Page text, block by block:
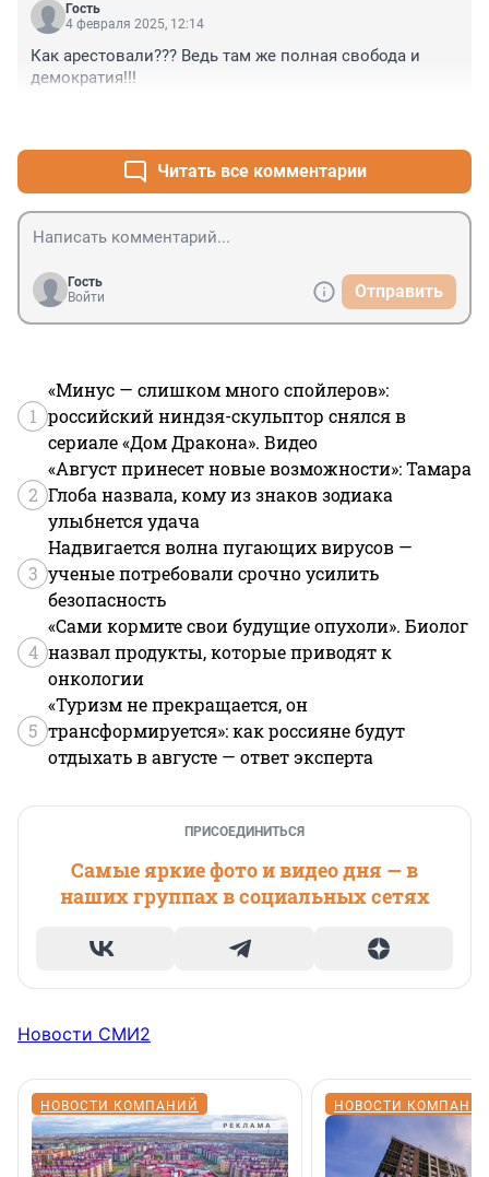
Гость
4 февраля 2025, 12:14
Как арестовали??? Ведь там же полная свобода и
демократия!!!
Читать все комментарии
Гость
Войти
Отправить
1
«Минус — слишком много спойлеров»:
российский ниндзя-скульптор снялся в
сериале «Дом Дракона». Видео
2
«Август принесет новые возможности»: Тамара
Глоба назвала, кому из знаков зодиака
улыбнется удача
3
Надвигается волна пугающих вирусов —
ученые потребовали срочно усилить
безопасность
4
«Сами кормите свои будущие опухоли». Биолог
назвал продукты, которые приводят к
онкологии
5
«Туризм не прекращается, он
трансформируется»: как россияне будут
отдыхать в августе — ответ эксперта
ПРИСОЕДИНИТЬСЯ
Самые яркие фото и видео дня — в
наших группах в социальных сетях
Новости СМИ2
НОВОСТИ КОМПАНИЙ НОВОСТИ